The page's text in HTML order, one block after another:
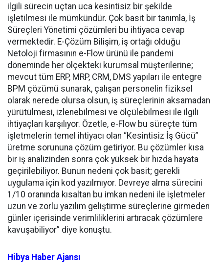
ilgili sürecin uçtan uca kesintisiz bir şekilde
işletilmesi ile mümkündür. Çok basit bir tanımla, İş
Süreçleri Yönetimi çözümleri bu ihtiyaca cevap
vermektedir. E-Çözüm Bilişim, iş ortağı olduğu
Netoloji firmasının e-Flow ürünü ile pandemi
döneminde her ölçekteki kurumsal müşterilerine;
mevcut tüm ERP, MRP, CRM, DMS yapıları ile entegre
BPM çözümü sunarak, çalışan personelin fiziksel
olarak nerede olursa olsun, iş süreçlerinin aksamadan
yürütülmesi, izlenebilmesi ve ölçülebilmesi ile ilgili
ihtiyaçları karşılıyor. Özetle, e-Flow bu süreçte tüm
işletmelerin temel ihtiyacı olan “Kesintisiz İş Gücü”
üretme sorununa çözüm getiriyor. Bu çözümler kısa
bir iş analizinden sonra çok yüksek bir hızda hayata
geçirilebiliyor. Bunun nedeni çok basit; gerekli
uygulama için kod yazılmıyor. Devreye alma sürecini
1/10 oranında kısaltan bu imkan nedeni ile işletmeler
uzun ve zorlu yazılım geliştirme süreçlerine girmeden
günler içerisinde verimliliklerini artıracak çözümlere
kavuşabiliyor” diye konuştu.
Hibya Haber Ajansı